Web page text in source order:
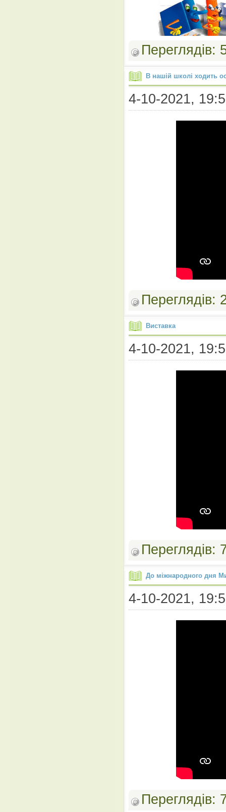
В нашій школі ходить
4-10-2021,
Виставка
4-10-2021,
До міжнародного дня
4-10-2021,